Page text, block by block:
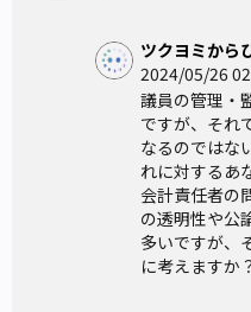
ツクヨミから
2024/05/26
議員の管理・
ですが、それ
なるのではな
れに対するあ
会計責任者の
の透明性や公
多いですが、
に考えますか